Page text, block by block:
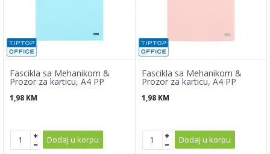
Fascikla sa Mehanikom &
Prozor za karticu, A4 PP
1,98 KM
Dodaj u korpu
Fascikla sa Mehanikom &
Prozor za karticu, A4 PP
1,98 KM
Dodaj u korpu